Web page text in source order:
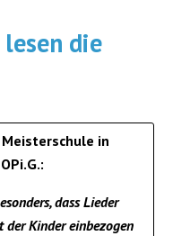
die
in
dass Lieder
der Kinder einbezogen